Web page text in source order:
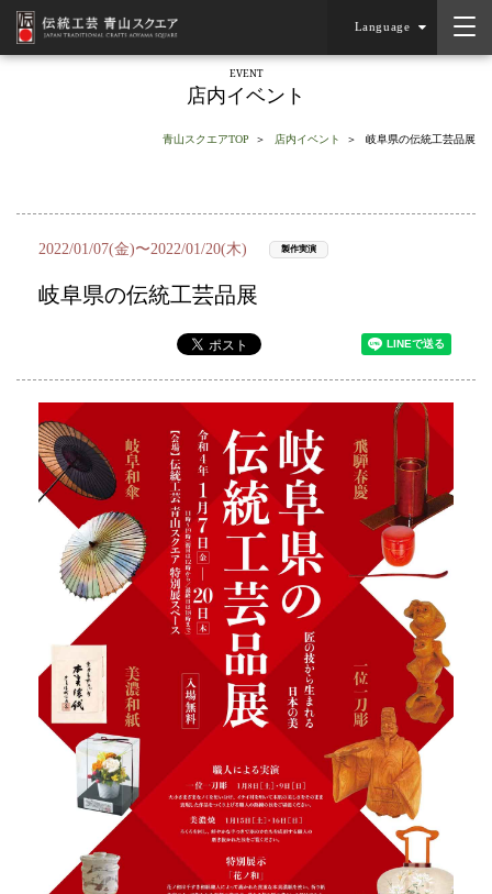
Language
EVENT
店内イベント
青山スクエアTOP 店内イベント 岐阜県の伝統工芸品展
2022/01/07(金)〜2022/01/20(木) 製作実演
岐阜県の伝統工芸品展